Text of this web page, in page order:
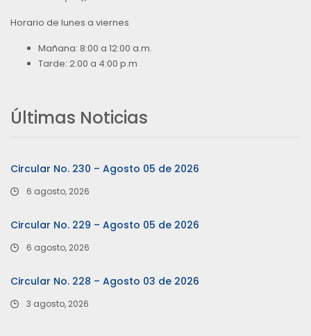
Horario de lunes a viernes
Mañana: 8:00 a 12:00 a.m.
Tarde: 2:00 a 4:00 p.m
Últimas Noticias
Circular No. 230 – Agosto 05 de 2026
6 agosto, 2026
Circular No. 229 – Agosto 05 de 2026
6 agosto, 2026
Circular No. 228 – Agosto 03 de 2026
3 agosto, 2026